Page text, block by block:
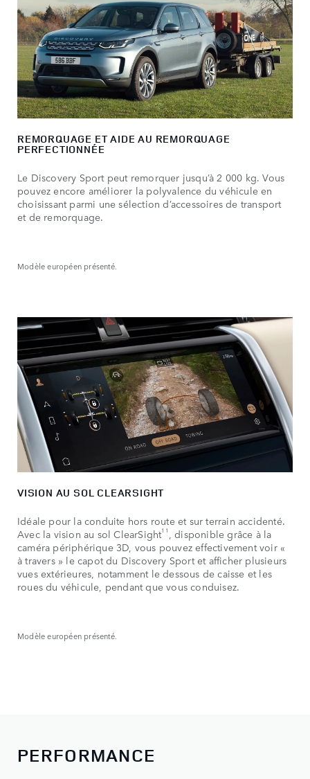
REMORQUAGE ET AIDE AU REMORQUAGE
PERFECTIONNÉE
Le Discovery Sport peut remorquer jusqu’à 2 000 kg. Vous
pouvez encore améliorer la polyvalence du véhicule en
choisissant parmi une sélection d’accessoires de transport
et de remorquage.
Modèle européen présenté.
VISION AU SOL CLEARSIGHT
Idéale pour la conduite hors route et sur terrain accidenté.
Avec la vision au sol ClearSight11
, disponible grâce à la
caméra périphérique 3D, vous pouvez effectivement voir «
à travers » le capot du Discovery Sport et afficher plusieurs
vues extérieures, notamment le dessous de caisse et les
roues du véhicule, pendant que vous conduisez.
Modèle européen présenté.
PERFORMANCE